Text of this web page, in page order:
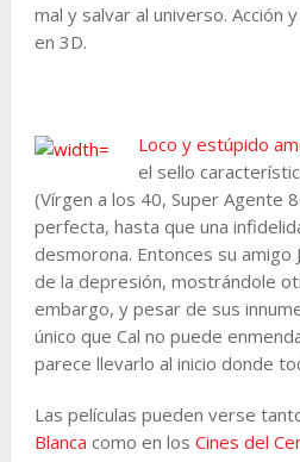
mal y salvar al universo. Acción
en 3D.
Loco y estúpido
el sello
(Vírgen a los 40, Super Agente
perfecta, hasta que una
desmorona. Entonces su amigo
de la depresión, mostrándole
embargo, y pesar de sus
único que Cal no puede
parece llevarlo al inicio donde
Las películas pueden verse
Blanca como en los Cines del